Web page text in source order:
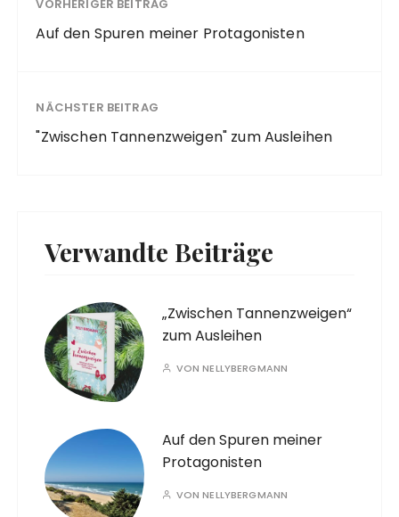
VORHERIGER BEITRAG
Auf den Spuren meiner Protagonisten
NÄCHSTER BEITRAG
"Zwischen Tannenzweigen" zum Ausleihen
Verwandte Beiträge
„Zwischen Tannenzweigen“
zum Ausleihen
VONNELLYBERGMANN
Auf den Spuren meiner
Protagonisten
VONNELLYBERGMANN